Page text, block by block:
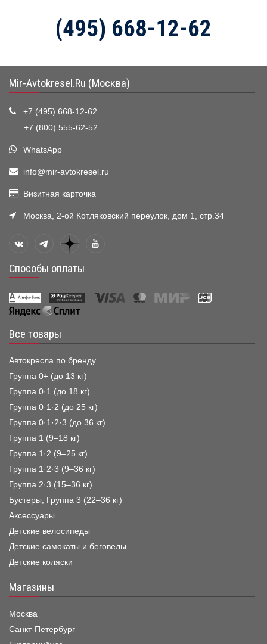
(495) 668-12-62
Mir-Avtokresel.Ru (Москва)
+7 (495) 668-12-62
+7 (800) 555-62-52
WhatsApp
info@mir-avtokresel.ru
Визитная карточка
Москва, 2-ой Котляковский переулок, дом 1, стр.34
Способы оплаты
Все товары
Автокресла по бренду
Группа 0+ (до 13 кг)
Группа 0·1 (до 18 кг)
Группа 0·1·2 (до 25 кг)
Группа 0·1·2·3 (до 36 кг)
Группа 1 (9–18 кг)
Группа 1·2 (9–25 кг)
Группа 1·2·3 (9–36 кг)
Группа 2·3 (15–36 кг)
Бустеры, Группа 3 (22–36 кг)
Аксессуары
Детские велосипеды
Детские самокаты и беговелы
Детские коляски
Магазины
Москва
Санкт-Петербург